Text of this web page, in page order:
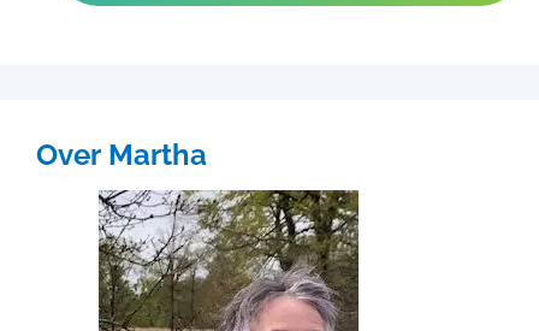
Over Martha